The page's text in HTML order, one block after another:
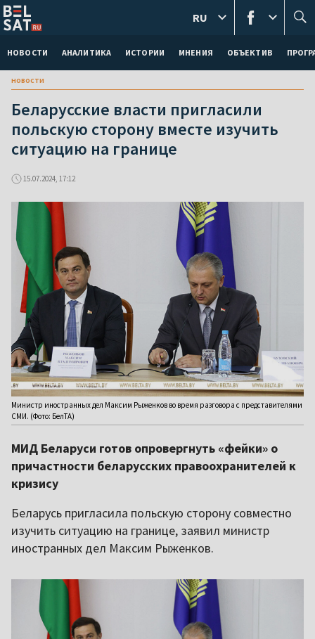
НОВОСТИ АНАЛИТИКА ИСТОРИИ МНЕНИЯ ОБЪЕКТИВ
RU
новости
Беларусские власти пригласили
польскую сторону вместе изучить
ситуацию на границе
15.07.2024, 17:12
Министр иностранных дел Максим Рыженков во время разговора с представителями
СМИ. (Фото: БелТА)
МИД Беларуси готов опровергнуть «фейки» о
причастности беларусских правоохранителей к
кризису
Беларусь пригласила польскую сторону совместно
изучить ситуацию на границе, заявил министр
иностранных дел Максим Рыженков.